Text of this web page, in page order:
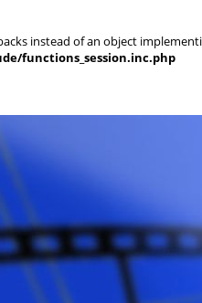
instead of an object
functions_session.inc.php